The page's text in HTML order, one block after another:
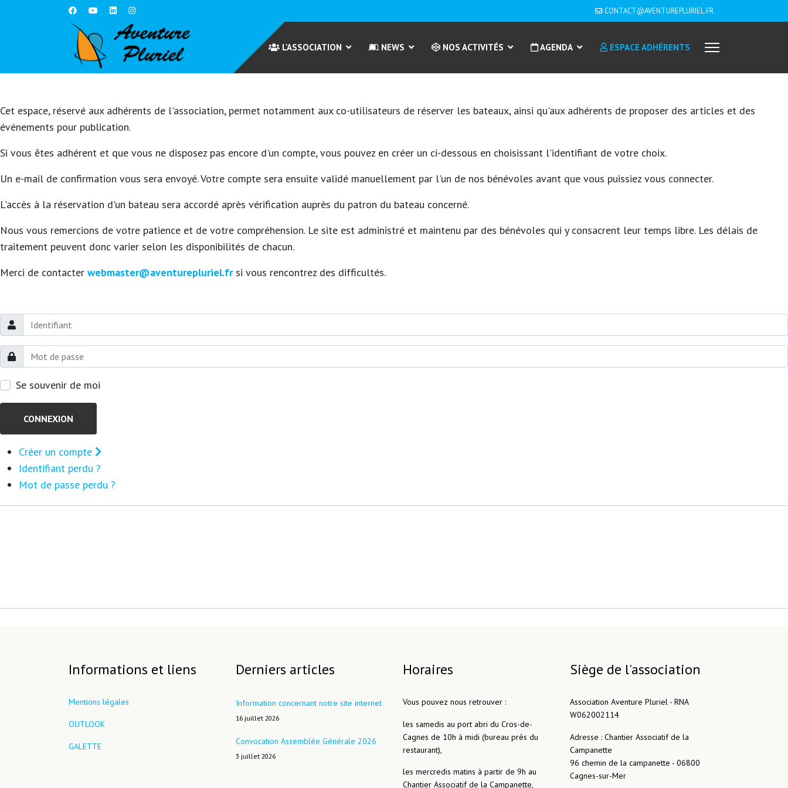
CONTACT@AVENTUREPLURIEL.FR
L'ASSOCIATION NEWS NOS ACTIVITÉS AGENDA ESPACE ADHÉRENTS
Cet espace, réservé aux adhérents de l'association, permet notamment aux co-utilisateurs de réserver les bateaux, ainsi qu'aux adhérents de proposer des articles et des
événements pour publication.
Si vous êtes adhérent et que vous ne disposez pas encore d'un compte, vous pouvez en créer un ci-dessous en choisissant l'identifiant de votre choix.
Un e-mail de confirmation vous sera envoyé. Votre compte sera ensuite validé manuellement par l'un de nos bénévoles avant que vous puissiez vous connecter.
L'accès à la réservation d'un bateau sera accordé après vérification auprès du patron du bateau concerné.
Nous vous remercions de votre patience et de votre compréhension. Le site est administré et maintenu par des bénévoles qui y consacrent leur temps libre. Les délais de
traitement peuvent donc varier selon les disponibilités de chacun.
Merci de contacter webmaster@aventurepluriel.frsi vous rencontrez des difficultés.
Se souvenir de moi
CONNEXION
Créer un compte
Identifiant perdu ?
Mot de passe perdu ?
Informations et liens
Mentions légales
OUTLOOK
GALETTE
Derniers articles
Information concernant notre site internet
16 juillet 2026
Convocation Assemblée Générale 2026
3 juillet 2026
Horaires
Vous pouvez nous retrouver :
les samedis au port abri du Cros-de-
Cagnes de 10h à midi (bureau près du
restaurant),
les mercredis matins à partir de 9h au
Chantier Associatif de la Campanette,
Siège de l'association
Association Aventure Pluriel - RNA
W062002114
Adresse : Chantier Associatif de la
Campanette
96 chemin de la campanette - 06800
Cagnes-sur-Mer